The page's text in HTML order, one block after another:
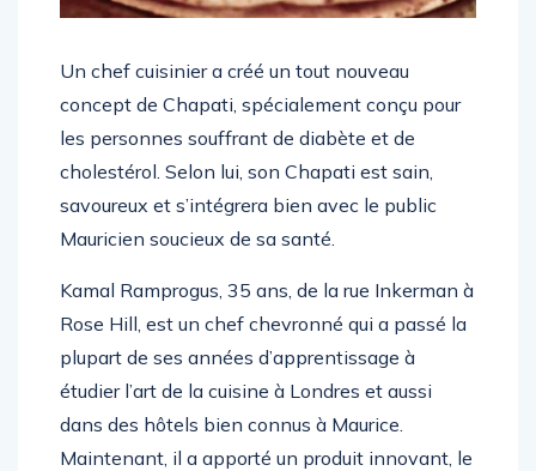
Un chef cuisinier a créé un tout nouveau
concept de Chapati, spécialement conçu pour
les personnes souffrant de diabète et de
cholestérol. Selon lui, son Chapati est sain,
savoureux et s’intégrera bien avec le public
Mauricien soucieux de sa santé.
Kamal Ramprogus, 35 ans, de la rue Inkerman à
Rose Hill, est un chef chevronné qui a passé la
plupart de ses années d’apprentissage à
étudier l’art de la cuisine à Londres et aussi
dans des hôtels bien connus à Maurice.
Maintenant, il a apporté un produit innovant, le